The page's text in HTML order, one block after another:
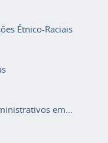
Étnico-Raciais
em...